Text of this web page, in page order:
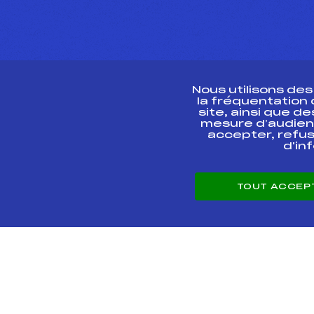
ESPACE PRESSE
Nous utilisons
la fréquentation
site, ainsi que
mesure
accepter,
TOUT